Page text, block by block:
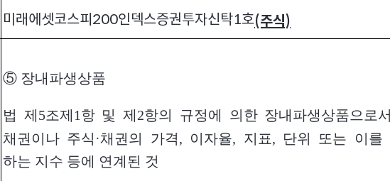
미래에셋코스피200인덱스증권투자신탁1호(주식)
⑤ 장내파생상품
법 제5조제1항 및 제2항의 규정에 의한 장내파생상품으로
채권이나 주식·채권의 가격, 이자율, 지표, 단위 또는 이를
하는 지수 등에 연계된 것